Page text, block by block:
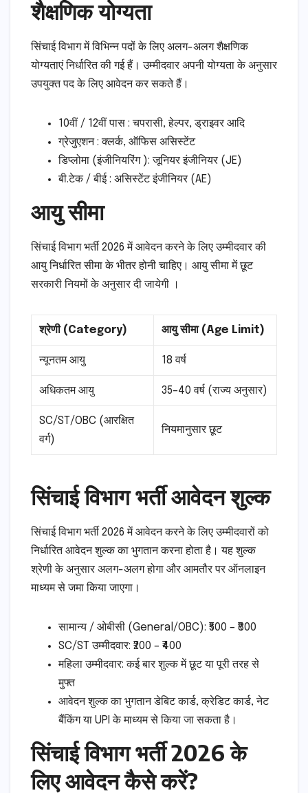
शैक्षणिक योग्यता
सिंचाई विभाग में विभिन्न पदों के लिए अलग-अलग शैक्षणिक
योग्यताएं निर्धारित की गई हैं। उम्मीदवार अपनी योग्यता के अनुसार
उपयुक्त पद के लिए आवेदन कर सकते हैं।
10वीं / 12वीं पास : चपरासी, हेल्पर, ड्राइवर आदि
ग्रेजुएशन : क्लर्क, ऑफिस असिस्टेंट
डिप्लोमा (इंजीनियरिंग ): जूनियर इंजीनियर (JE)
बी.टेक / बीई : असिस्टेंट इंजीनियर (AE)
आयु सीमा
सिंचाई विभाग भर्ती 2026 में आवेदन करने के लिए उम्मीदवार की
आयु निर्धारित सीमा के भीतर होनी चाहिए। आयु सीमा में छूट
सरकारी नियमों के अनुसार दी जायेगी ।
श्रेणी (Category) आयु सीमा (Age Limit)
न्यूनतम आयु 18 वर्ष
अधिकतम आयु 35–40 वर्ष (राज्य अनुसार)
SC/ST/OBC (आरक्षित
वर्ग)
नियमानुसार छूट
सिंचाई विभाग भर्ती आवेदन शुल्क
सिंचाई विभाग भर्ती 2026 में आवेदन करने के लिए उम्मीदवारों को
निर्धारित आवेदन शुल्क का भुगतान करना होता है। यह शुल्क
श्रेणी के अनुसार अलग-अलग होगा और आमतौर पर ऑनलाइन
माध्यम से जमा किया जाएगा।
सामान्य / ओबीसी (General/OBC): ₹500 – ₹800
SC/ST उम्मीदवार: ₹200 – ₹400
महिला उम्मीदवार: कई बार शुल्क में छूट या पूरी तरह से
मुफ्त
आवेदन शुल्क का भुगतान डेबिट कार्ड, क्रेडिट कार्ड, नेट
बैंकिंग या UPI के माध्यम से किया जा सकता है।
सिंचाई विभाग भर्ती 2026 के
लिए आवेदन कैसे करें?